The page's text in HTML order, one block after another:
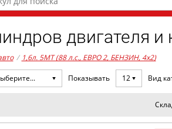
двигателя
/ 1,6л. 5MT (88 л.с., ЕВРО 2, БЕНЗИН, 4x2)
Показывать 12 Вид